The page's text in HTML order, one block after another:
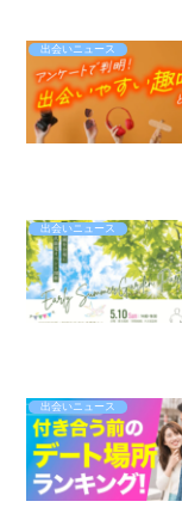
出会いニュース
出会いニュース
出会いニュース